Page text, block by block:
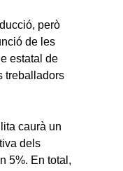
però
de les
estatal de
treballadors
caurà un
dels
5%. En total,